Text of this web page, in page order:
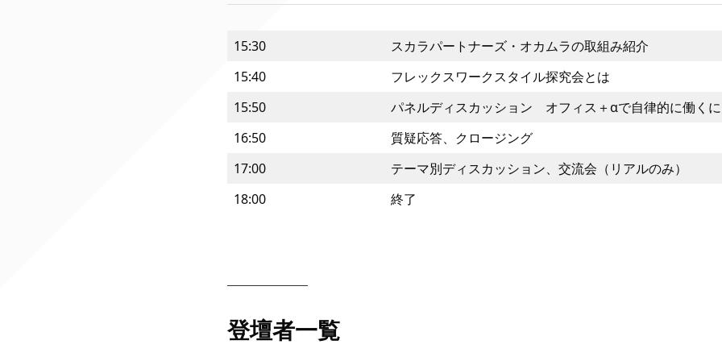
15:30
スカラパートナーズ・オカムラの取組み紹介
15:40
フレックスワークスタイル探究会とは
15:50
パネルディスカッション オフィス＋αで自律的に働く
16:50
質疑応答、クロージング
17:00
テーマ別ディスカッション、交流会（リアルのみ）
18:00
終了
登壇者一覧